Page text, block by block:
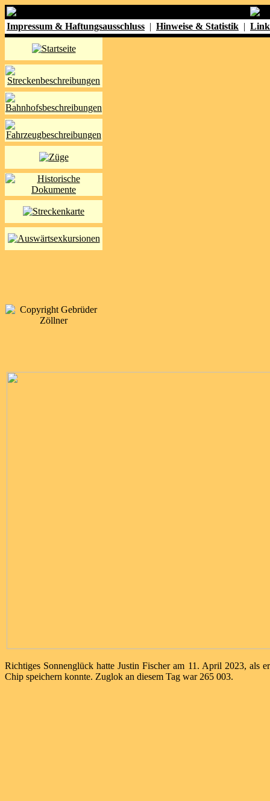
Impressum & Haftungsausschluss | Hinweise & Statistik |
Richtiges Sonnenglück hatte Justin Fischer am 11. April 2023, als
Chip speichern konnte. Zuglok an diesem Tag war 265 003.